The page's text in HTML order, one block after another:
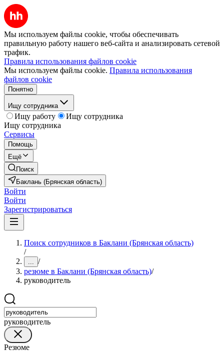
Мы используем файлы cookie, чтобы обеспечивать
правильную работу нашего веб-сайта и анализировать сетевой
трафик.
Правила использования файлов cookie
Мы используем файлы cookie. Правила использования
файлов cookie
Понятно
Ищу сотрудника
Ищу работу
Ищу сотрудника
Ищу сотрудника
Сервисы
Помощь
Ещё
Поиск
Баклань (Брянская область)
Войти
Войти
Зарегистрироваться
Поиск сотрудников в Баклани (Брянская область)
/
... /
резюме в Баклани (Брянская область)/
руководитель
руководитель
Резюме